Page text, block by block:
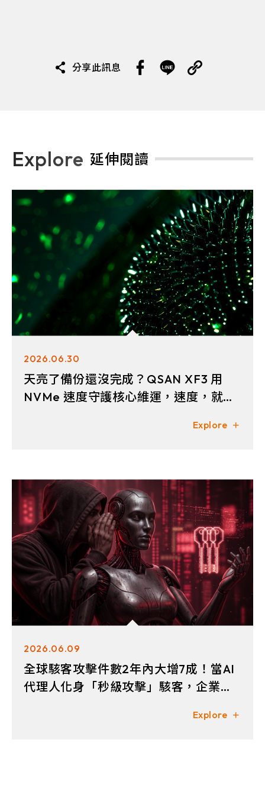
分享此訊息
Explore 延伸閱讀
2026.06.30
天亮了備份還沒完成？QSAN XF3 用
NVMe 速度守護核心維運，速度，就是
Explore
2026.06.09
全球駭客攻擊件數2年內大增7成！當AI
代理人化身「秒級攻擊」駭客，企業如
Explore